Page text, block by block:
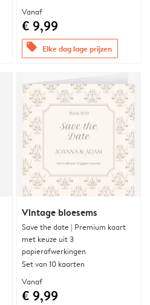
Vanaf
€ 9,99
offers Elke dag lage prijzen
Vintage bloesems
Save the date | Premium kaart
met keuze uit 3
papierafwerkingen
Set van 10 kaarten
Vanaf
€ 9,99